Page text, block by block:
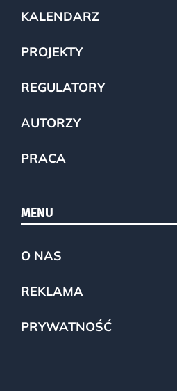
KALENDARZ
PROJEKTY
REGULATORY
AUTORZY
PRACA
MENU
O NAS
REKLAMA
PRYWATNOŚĆ